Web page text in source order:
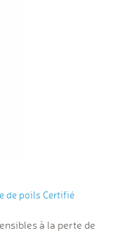
de poils Certifié
à la perte de